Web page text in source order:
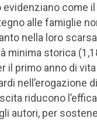
come il
alle famiglie
nella loro scarsa
minima storica
il primo anno di
nell’erogazione di
riducono
autori, per